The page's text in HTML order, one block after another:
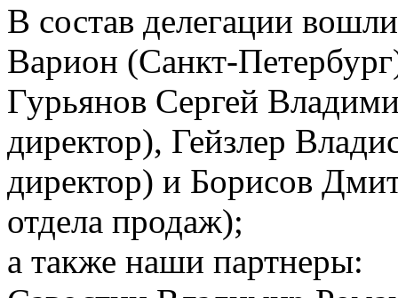
В состав делегации
Варион (Санкт-
Гурьянов Сергей
директор), Гейзлер
директор) и Борисов
отдела продаж);
а также наши партнеры: